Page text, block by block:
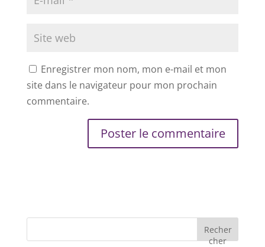
Enregistrer mon nom, mon e-mail et mon
site dans le navigateur pour mon prochain
commentaire.
Recher
cher